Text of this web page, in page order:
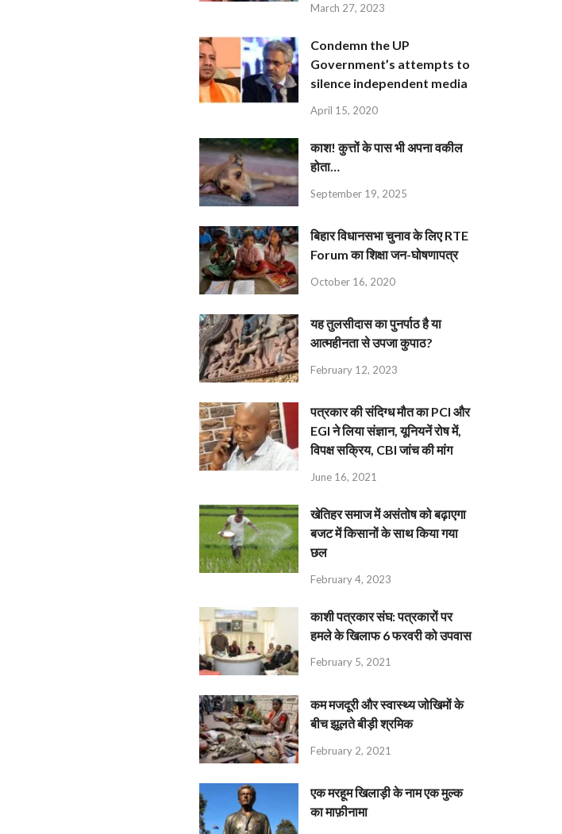
March 27, 2023
Condemn the UP
Government’s attempts to
silence independent media
April 15, 2020
काश! कुत्तों के पास भी अपना वकील
होता…
September 19, 2025
बिहार विधानसभा चुनाव के लिए RTE
Forum का शिक्षा जन-घोषणापत्र
October 16, 2020
यह तुलसीदास का पुनर्पाठ है या
आत्महीनता से उपजा कुपाठ?
February 12, 2023
पत्रकार की संदिग्ध मौत का PCI और
EGI ने लिया संज्ञान, यूनियनें रोष में,
विपक्ष सक्रिय, CBI जांच की मांग
June 16, 2021
खेतिहर समाज में असंतोष को बढ़ाएगा
बजट में किसानों के साथ किया गया
छल
February 4, 2023
काशी पत्रकार संघ: पत्रकारों पर
हमले के खिलाफ 6 फरवरी को उपवास
February 5, 2021
कम मजदूरी और स्वास्थ्य जोखिमों के
बीच झूलते बीड़ी श्रमिक
February 2, 2021
एक मरहूम खिलाड़ी के नाम एक मुल्क
का माफ़ीनामा